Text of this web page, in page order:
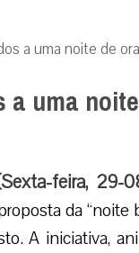
a uma noite de
uma
feira, 29-
da “noite
A iniciativa,